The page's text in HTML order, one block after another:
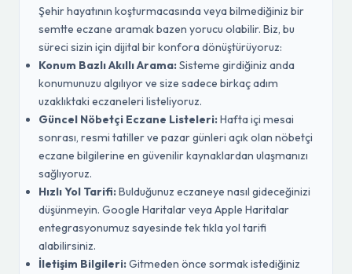
Şehir hayatının koşturmacasında veya bilmediğiniz bir
semtte eczane aramak bazen yorucu olabilir. Biz, bu
süreci sizin için dijital bir konfora dönüştürüyoruz:
Konum Bazlı Akıllı Arama:Sisteme girdiğiniz anda
konumunuzu algılıyor ve size sadece birkaç adım
uzaklıktaki eczaneleri listeliyoruz.
Güncel Nöbetçi Eczane Listeleri:Hafta içi mesai
sonrası, resmi tatiller ve pazar günleri açık olan nöbetçi
eczane bilgilerine en güvenilir kaynaklardan ulaşmanızı
sağlıyoruz.
Hızlı Yol Tarifi:Bulduğunuz eczaneye nasıl gideceğinizi
düşünmeyin. Google Haritalar veya Apple Haritalar
entegrasyonumuz sayesinde tek tıkla yol tarifi
alabilirsiniz.
İletişim Bilgileri:Gitmeden önce sormak istediğiniz